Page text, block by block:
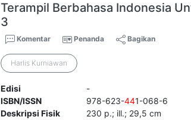
Terampil Berbahasa Indonesia
3
Komentar Penanda Bagikan
Harlis Kurniawan
Edisi
-
ISBN/ISSN
978-623-441-068-6
Deskripsi Fisik
230 p.; ill.; 29,5 cm